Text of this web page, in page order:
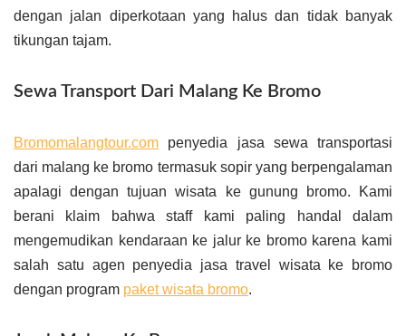
dengan jalan diperkotaan yang halus dan tidak banyak
tikungan tajam.
Sewa Transport Dari Malang Ke Bromo
Bromomalangtour.com penyedia jasa sewa transportasi
dari malang ke bromo termasuk sopir yang berpengalaman
apalagi dengan tujuan wisata ke gunung bromo. Kami
berani klaim bahwa staff kami paling handal dalam
mengemudikan kendaraan ke jalur ke bromo karena kami
salah satu agen penyedia jasa travel wisata ke bromo
dengan program paket wisata bromo.